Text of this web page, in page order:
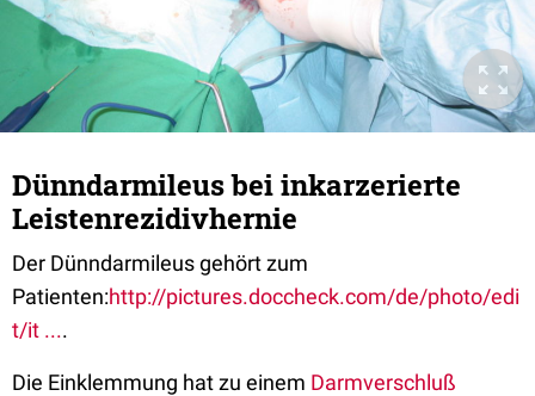
Dünndarmileus bei inkarzerierte
Leistenrezidivhernie
Der Dünndarmileus gehört zum
Patienten:http://pictures.doccheck.com/de/photo/edi
t/it ....
Die Einklemmung hat zu einem Darmverschluß